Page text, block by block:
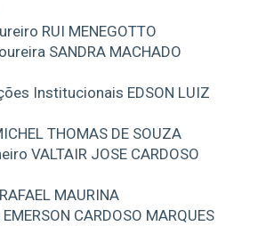
RUI MENEGOTTO
SANDRA MACHADO
Institucionais EDSON LUIZ
THOMAS DE SOUZA
VALTAIR JOSE CARDOSO
MAURINA
CARDOSO MARQUES